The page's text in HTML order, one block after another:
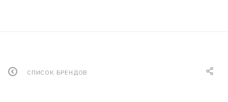
СПИСОК БРЕНДОВ